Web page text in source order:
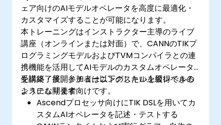
ェア向けのAIモデルオペレータを高度に最適化・
カスタマイズすることが可能になります。
本トレーニングはインストラクター主導のライブ
講座（オンラインまたは対面）で、CANNのTIKプ
ログラミングモデルおよびTVMコンパイラとの連
携機能を活用してAIモデルのカスタムオペレータ
を構築・展開・チューニングしたい上級レベルの
システム開発者向けです。
受講終了後、参加者は以下のスキルを習得できる
ようになります：
Ascendプロセッサ向けにTIK DSLを用いてカ
スタムAIオペレータを記述・テストする